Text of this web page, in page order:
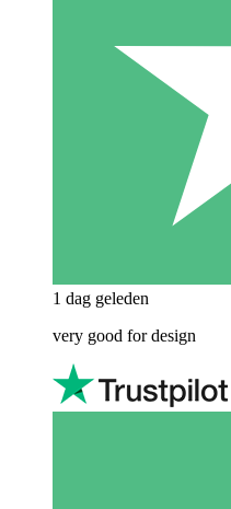
1 dag geleden
very good for design